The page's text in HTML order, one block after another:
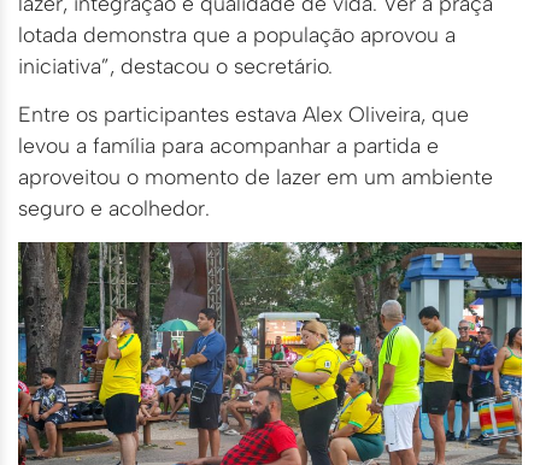
lotada demonstra que a população aprovou a
iniciativa”, destacou o secretário.
Entre os participantes estava Alex Oliveira, que
levou a família para acompanhar a partida e
aproveitou o momento de lazer em um ambiente
seguro e acolhedor.